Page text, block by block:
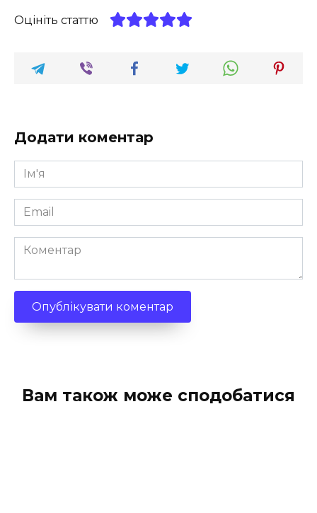
Оцініть статтю
Додати коментар
Ім'я
*
Email
*
Коментар
Вам також може сподобатися